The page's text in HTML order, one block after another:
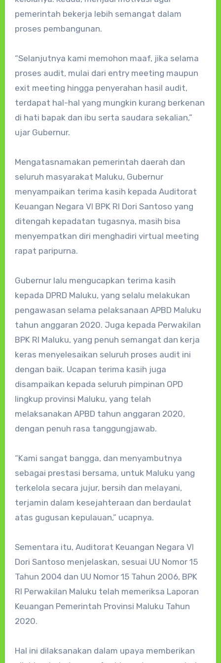
pemerintah bekerja lebih semangat dalam
proses pembangunan.
“Selanjutnya kami memohon maaf, jika selama
proses audit, mulai dari entry meeting maupun
exit meeting hingga penyerahan hasil audit,
terdapat hal-hal yang mungkin kurang berkenan
di hati bapak dan ibu serta saudara sekalian,”
ujar Gubernur.
Mengatasnamakan pemerintah daerah dan
seluruh masyarakat Maluku, Gubernur
menyampaikan terima kasih kepada Auditorat
Keuangan Negara VI BPK RI Dori Santoso yang
ditengah kepadatan tugasnya, masih bisa
menyempatkan diri menghadiri virtual meeting
rapat paripurna.
Gubernur lalu mengucapkan terima kasih
kepada DPRD Maluku, yang selalu melakukan
pengawasan selama pelaksanaan APBD Maluku
tahun anggaran 2020. Juga kepada Perwakilan
BPK RI Maluku, yang penuh semangat dan kerja
keras menyelesaikan seluruh proses audit ini
dengan baik. Ucapan terima kasih juga
disampaikan kepada seluruh pimpinan OPD
lingkup provinsi Maluku, yang telah
melaksanakan APBD tahun anggaran 2020,
dengan penuh rasa tanggungjawab.
“Kami sangat bangga, dan menyambutnya
sebagai prestasi bersama, untuk Maluku yang
terkelola secara jujur, bersih dan melayani,
terjamin dalam kesejahteraan dan berdaulat
atas gugusan kepulauan,” ucapnya.
Sementara itu, Auditorat Keuangan Negara VI
Dori Santoso menjelaskan, sesuai UU Nomor 15
Tahun 2004 dan UU Nomor 15 Tahun 2006, BPK
RI Perwakilan Maluku telah memeriksa Laporan
Keuangan Pemerintah Provinsi Maluku Tahun
2020.
Hal ini dilaksanakan dalam upaya memberikan